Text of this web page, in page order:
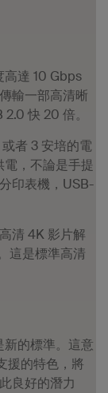
高達 10 Gbps
輸一部高清晰
快 20 倍。
者 3 安培的電
，不論是手提
印表機，USB-
清 4K 影片解
這是標準高清
新的標準。這意
援的特色，將
良好的潛力